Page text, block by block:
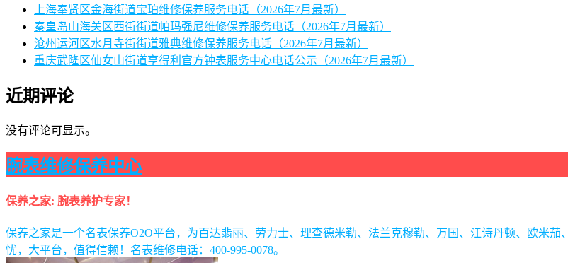
上海奉贤区金海街道宝珀维修保养服务电话（2026年7月最新）
秦皇岛山海关区西街街道帕玛强尼维修保养服务电话（2026年7月最新）
沧州运河区水月寺街街道雅典维修保养服务电话（2026年7月最新）
重庆武隆区仙女山街道亨得利官方钟表服务中心电话公示（2026年7月最新）
近期评论
没有评论可显示。
腕表维修保养中心
保养之家: 腕表养护专家！
保养之家是一个名表保养O2O平台，为百达翡丽、劳力士、理查德米勒、法兰克穆勒、万国、江诗丹顿、欧米
忧，大平台，值得信赖！名表维修电话：400-995-0078。